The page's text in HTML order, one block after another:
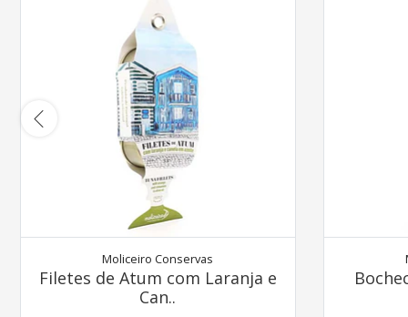
Moliceiro Conservas
Filetes de Atum com Laranja e
Can..